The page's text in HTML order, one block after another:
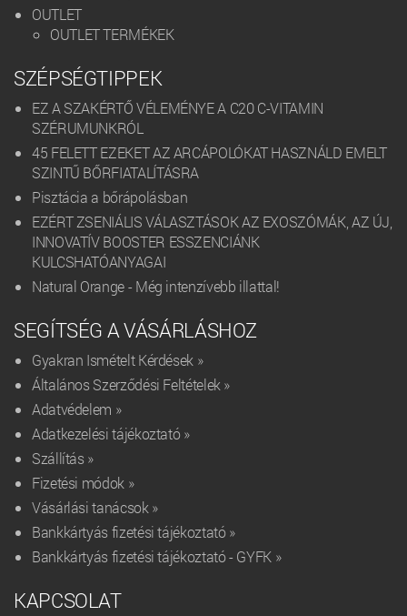
OUTLET
OUTLET TERMÉKEK
SZÉPSÉGTIPPEK
EZ A SZAKÉRTŐ VÉLEMÉNYE A C20 C-VITAMIN
SZÉRUMUNKRÓL
45 FELETT EZEKET AZ ARCÁPOLÓKAT HASZNÁLD EMELT
SZINTŰ BŐRFIATALÍTÁSRA
Pisztácia a bőrápolásban
EZÉRT ZSENIÁLIS VÁLASZTÁSOK AZ EXOSZÓMÁK, AZ ÚJ,
INNOVATÍV BOOSTER ESSZENCIÁNK
KULCSHATÓANYAGAI
Natural Orange - Még intenzívebb illattal!
SEGÍTSÉG A VÁSÁRLÁSHOZ
Gyakran Ismételt Kérdések »
Általános Szerződési Feltételek »
Adatvédelem »
Adatkezelési tájékoztató »
Szállítás »
Fizetési módok »
Vásárlási tanácsok »
Bankkártyás fizetési tájékoztató »
Bankkártyás fizetési tájékoztató - GYFK »
KAPCSOLAT